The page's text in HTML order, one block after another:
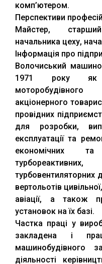
комп’ютером.
Перспективи
Майстер,
начальника цеху,
Інформація про
Волочиський
1971 року як
акціонерного
провідних
для розробки,
експлуатації та
економічних та
турбовентиляторних
вертольотів
авіації, а також
установок на їх базі.
Частка праці у
закладена і
машинобудівного
діяльності